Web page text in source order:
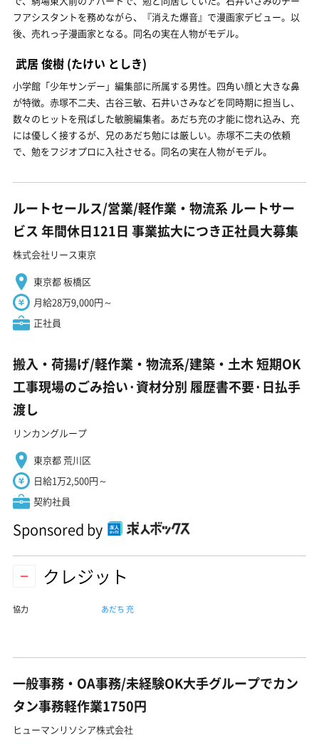
フアシスタントを務めながら、『消えた爆音』で漫画家デビュー。以
後、売れっ子漫画家となる。同名の実在人物がモデル。
武居 俊樹 (たけい としき)
小学館「少年サンデー」編集部に所属する男性。四角い顔と大きな鼻
が特徴。赤塚不二夫、古谷三敏、石井いさみなどを同時期に担当し、
数々のヒットを飛ばした敏腕編集者。あだち充の才能に惚れ込み、充
には優しく接するが、兄のあだち勉には厳しい。赤塚不二夫の依頼
で、勉をフジオプロに入社させる。同名の実在人物がモデル。
ルートセールス/営業/軽作業・物流系 ルートサー
ビス 年間休日121日 事業拡大につき正社員大募集
株式会社リース東京
東京都 板橋区
月給28万9,000円～
正社員
搬入・荷揚げ/軽作業・物流系/建築・土木 短期OK
工事現場のごみ拾い·資材分別 履歴書不要·日払手
渡し
リンカングループ
東京都 荒川区
日給1万2,500円～
契約社員
Sponsored by
クレジット
協力 あだち 充
一般事務・OA事務/未経験OK大手グループでカン
タン事務軽作業1750円
ヒューマンリソシア株式会社